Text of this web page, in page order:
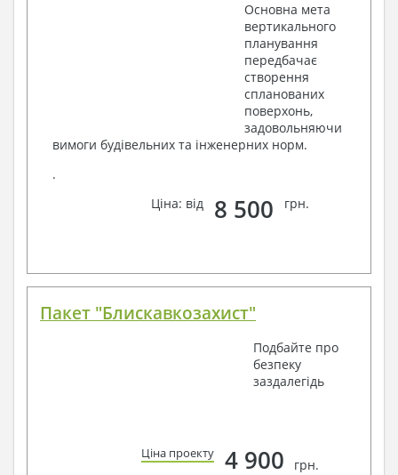
Основна мета
вертикального
планування
передбачає
створення
спланованих
поверхонь,
задовольняючи
вимоги будівельних та інженерних норм.
.
Ціна: від
8 500 грн.
Пакет "Блискавкозахист"
Подбайте про
безпеку
заздалегідь
Ціна проекту 4 900 грн.